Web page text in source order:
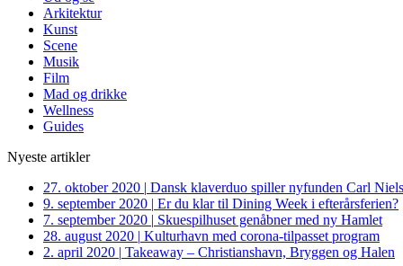
Arkitektur
Kunst
Scene
Musik
Film
Mad og drikke
Wellness
Guides
Nyeste artikler
27. oktober 2020 | Dansk klaverduo spiller nyfunden Carl
9. september 2020 | Er du klar til Dining Week i efterårsferien?
7. september 2020 | Skuespilhuset genåbner med ny Hamlet
28. august 2020 | Kulturhavn med corona-tilpasset program
2. april 2020 | Takeaway – Christianshavn, Bryggen og Halen